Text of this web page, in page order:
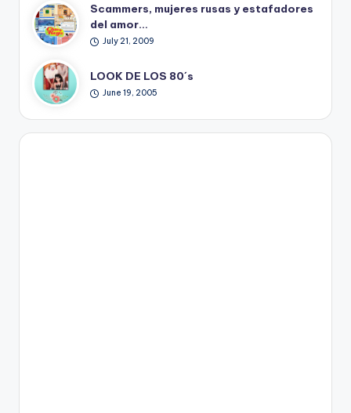
Scammers, mujeres rusas y estafadores
del amor…
July 21, 2009
LOOK DE LOS 80´s
June 19, 2005